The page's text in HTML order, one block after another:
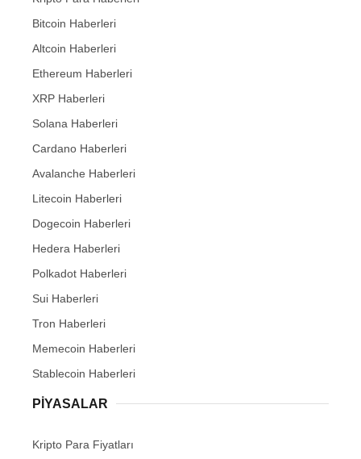
Bitcoin Haberleri
Altcoin Haberleri
Ethereum Haberleri
XRP Haberleri
Solana Haberleri
Cardano Haberleri
Avalanche Haberleri
Litecoin Haberleri
Dogecoin Haberleri
Hedera Haberleri
Polkadot Haberleri
Sui Haberleri
Tron Haberleri
Memecoin Haberleri
Stablecoin Haberleri
PIYASALAR
Kripto Para Fiyatları